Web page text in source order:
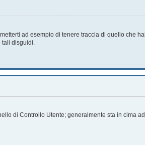
ad esempio di tenere traccia di quello che
disguidi.
di Controllo Utente; generalmente sta in cima